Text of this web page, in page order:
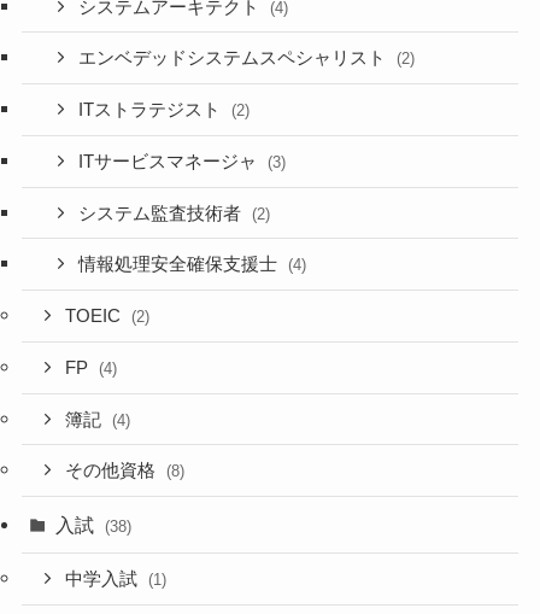
システムアーキテクト (4)
エンベデッドシステムスペシャリスト (2)
ITストラテジスト (2)
ITサービスマネージャ (3)
システム監査技術者 (2)
情報処理安全確保支援士 (4)
TOEIC (2)
FP (4)
簿記 (4)
その他資格 (8)
入試 (38)
中学入試 (1)